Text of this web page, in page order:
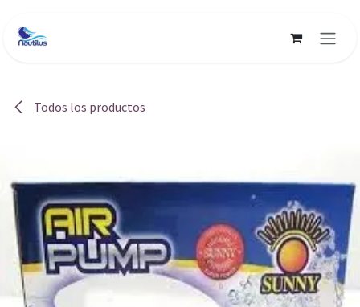
Todos los productos